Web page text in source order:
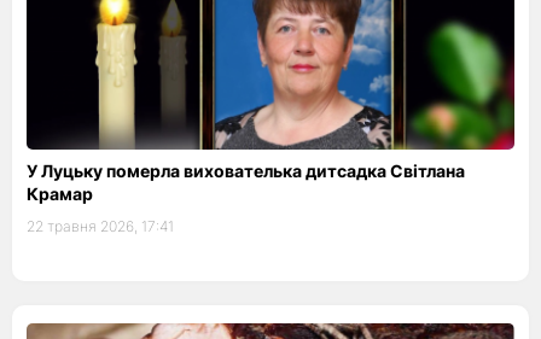
У Луцьку померла вихователька дитсадка Світлана
Крамар
22 травня 2026, 17:41